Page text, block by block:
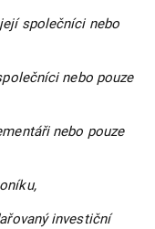
společníci nebo
nebo pouze
nebo pouze
investiční